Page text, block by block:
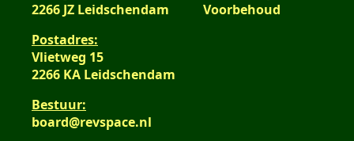
n
g
a
t
t
i
g
e
n
v
a
t
i
2266 JZ Leidschendam
Postadres:
Vlietweg 15
2266 KA Leidschendam
Bestuur:
board@revspace.nl
Voorbehoud